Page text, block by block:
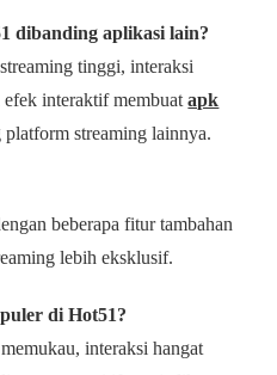
dibanding aplikasi lain?
tinggi, interaksi
efek interaktif membuatapk
streaming lainnya.
beberapa fitur tambahan
lebih eksklusif.
di Hot51?
interaksi hangat